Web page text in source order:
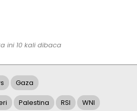
ini 10 kali dibaca
Gaza
Palestina RSI WNI